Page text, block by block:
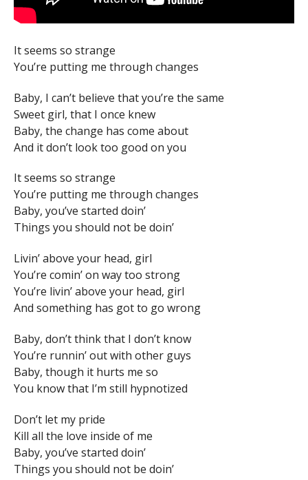
It seems so strange
You’re putting me through changes
Baby, I can’t believe that you’re the same
Sweet girl, that I once knew
Baby, the change has come about
And it don’t look too good on you
It seems so strange
You’re putting me through changes
Baby, you’ve started doin’
Things you should not be doin’
Livin’ above your head, girl
You’re comin’ on way too strong
You’re livin’ above your head, girl
And something has got to go wrong
Baby, don’t think that I don’t know
You’re runnin’ out with other guys
Baby, though it hurts me so
You know that I’m still hypnotized
Don’t let my pride
Kill all the love inside of me
Baby, you’ve started doin’
Things you should not be doin’